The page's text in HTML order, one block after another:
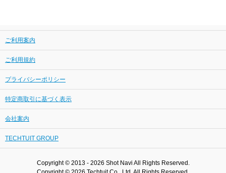
ご利用案内
ご利用規約
プライバシーポリシー
特定商取引に基づく表示
会社案内
TECHTUIT GROUP
Copyright © 2013 - 2026 Shot Navi All Rights Reserved.